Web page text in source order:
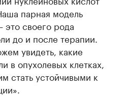
парная модель
своего рода
до и после терапии.
увидеть, какие
в опухолевых клетках,
стать устойчивыми к